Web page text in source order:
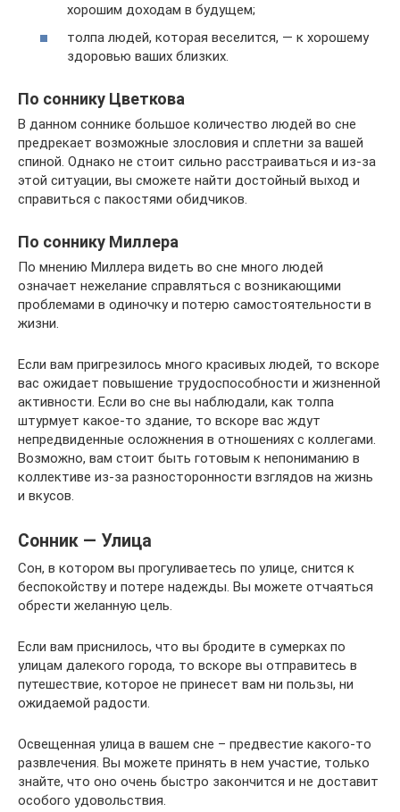
хорошим доходам в будущем;
толпа людей, которая веселится, — к хорошему
здоровью ваших близких.
По соннику Цветкова
В данном соннике большое количество людей во сне
предрекает возможные злословия и сплетни за вашей
спиной. Однако не стоит сильно расстраиваться и из-за
этой ситуации, вы сможете найти достойный выход и
справиться с пакостями обидчиков.
По соннику Миллера
По мнению Миллера видеть во сне много людей
означает нежелание справляться с возникающими
проблемами в одиночку и потерю самостоятельности в
жизни.
Если вам пригрезилось много красивых людей, то вскоре
вас ожидает повышение трудоспособности и жизненной
активности. Если во сне вы наблюдали, как толпа
штурмует какое-то здание, то вскоре вас ждут
непредвиденные осложнения в отношениях с коллегами.
Возможно, вам стоит быть готовым к непониманию в
коллективе из-за разносторонности взглядов на жизнь
и вкусов.
Сонник — Улица
Сон, в котором вы прогуливаетесь по улице, снится к
беспокойству и потере надежды. Вы можете отчаяться
обрести желанную цель.
Если вам приснилось, что вы бродите в сумерках по
улицам далекого города, то вскоре вы отправитесь в
путешествие, которое не принесет вам ни пользы, ни
ожидаемой радости.
Освещенная улица в вашем сне – предвестие какого-то
развлечения. Вы можете принять в нем участие, только
знайте, что оно очень быстро закончится и не доставит
особого удовольствия.